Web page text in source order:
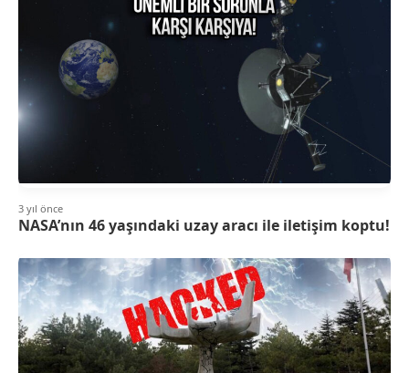
3 yıl önce
NASA’nın 46 yaşındaki uzay aracı ile iletişim koptu!